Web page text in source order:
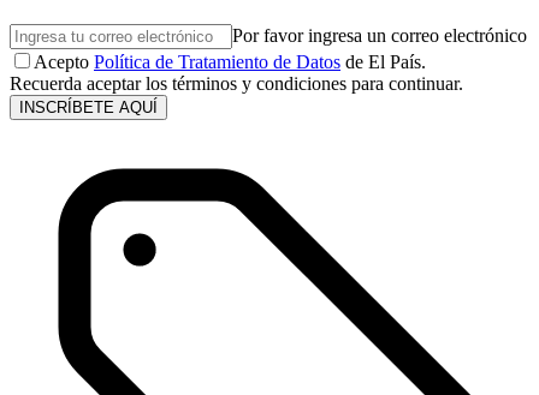
Por favor ingresa un correo electrónico
Acepto Política de Tratamiento de Datos de El País.
Recuerda aceptar los términos y condiciones para continuar.
INSCRÍBETE AQUÍ